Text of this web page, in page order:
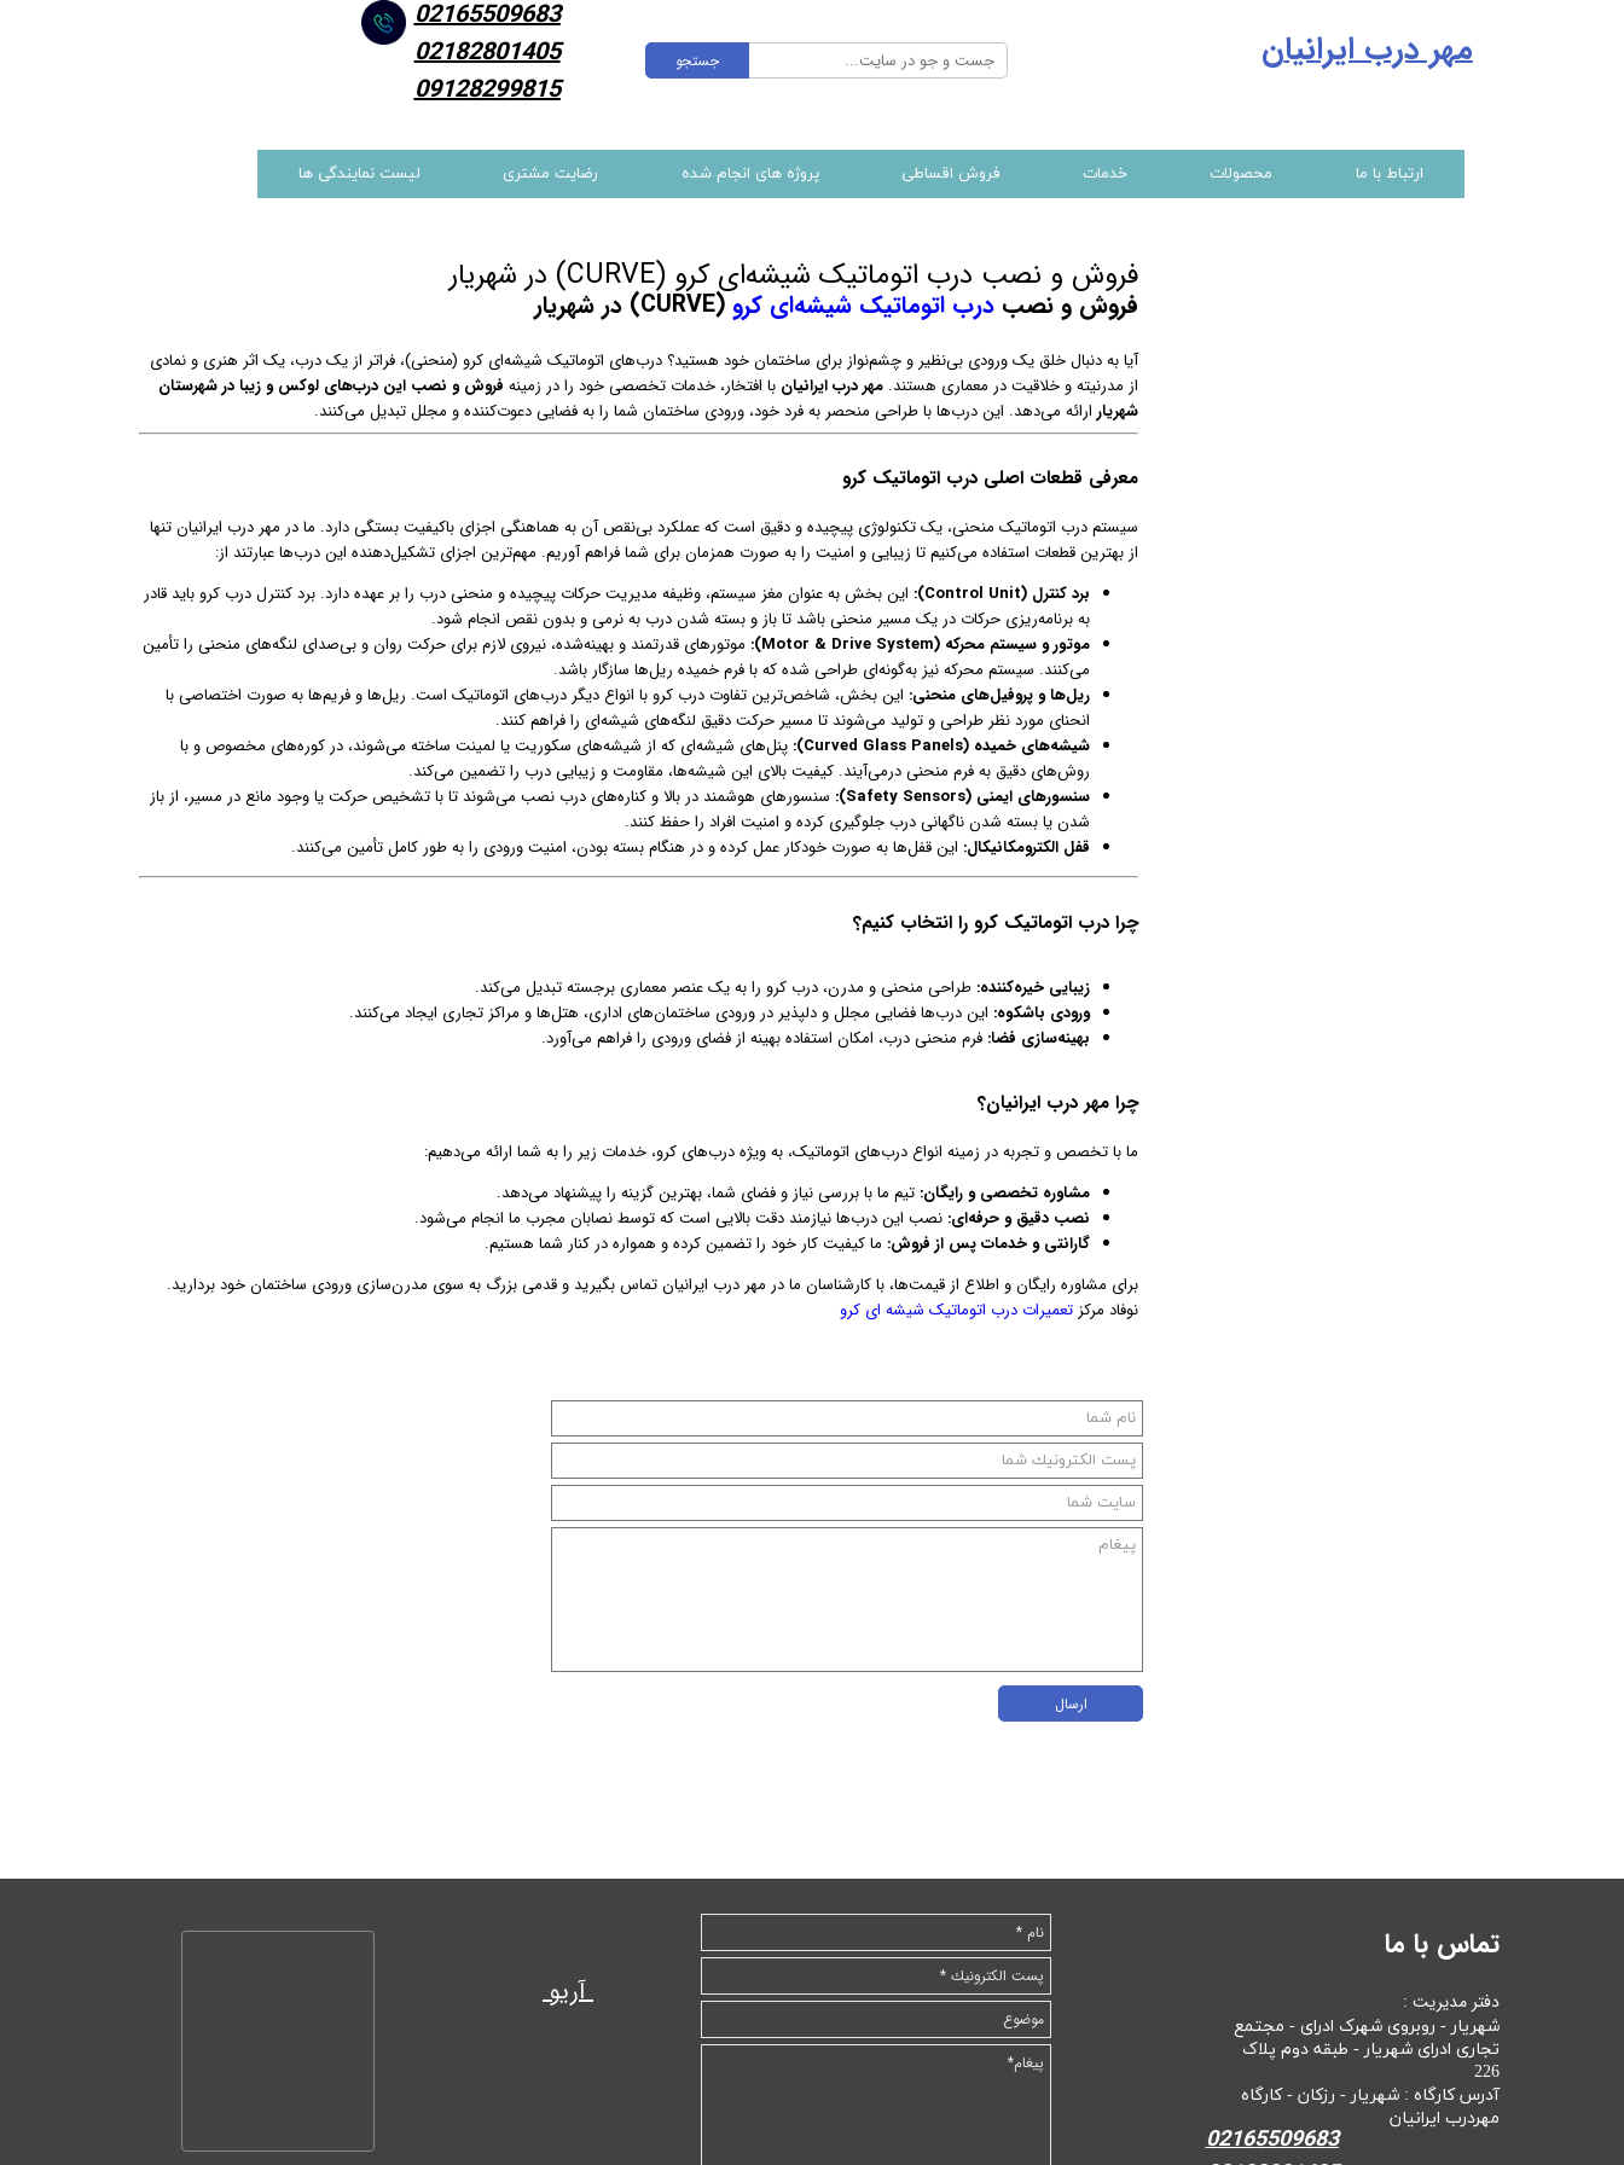
ارتباط با ما محصولات خدمات فروش اقساطی پروژه های انجام شده رضایت مشتری لیست نمایندگی ها
جستجو مهر درب ایرانیان
02165509683
02182801405
09128299815
فروش و نصب درب اتوماتیک شیشه‌ای کرو (CURVE) در شهریار
فروش و نصبدرب اتوماتیک شیشه‌ای کرو (CURVE) در شهریار
آیا به دنبال خلق یک ورودی بی‌نظیر و چشم‌نواز برای ساختمان خود هستید؟ درب‌های اتوماتیک شیشه‌ای کرو (منحنی)، فراتر از یک درب، یک اثر هنری و نمادی
از مدرنیته و خلاقیت در معماری هستند.مهر درب ایرانیان با افتخار، خدمات تخصصی خود را در زمینه فروش و نصب این درب‌های لوکس و زیبا در شهرستان
شهریارارائه می‌دهد. این درب‌ها با طراحی منحصر به فرد خود، ورودی ساختمان شما را به فضایی دعوت‌کننده و مجلل تبدیل می‌کنند.
معرفی قطعات اصلی درب اتوماتیک کرو
سیستم درب اتوماتیک منحنی، یک تکنولوژی پیچیده و دقیق است که عملکرد بی‌نقص آن به هماهنگی اجزای باکیفیت بستگی دارد. ما در مهر درب ایرانیان تنها
از بهترین قطعات استفاده می‌کنیم تا زیبایی و امنیت را به صورت همزمان برای شما فراهم آوریم. مهم‌ترین اجزای تشکیل‌دهنده این درب‌ها عبارتند از:
برد کنترل (Control Unit):
این بخش به عنوان مغز سیستم، وظیفه مدیریت حرکات پیچیده و منحنی درب را بر عهده دارد. برد کنترل درب کرو باید قادر
به برنامه‌ریزی حرکات در یک مسیر منحنی باشد تا باز و بسته شدن درب به نرمی و بدون نقص انجام شود.
موتور و سیستم محرکه (Motor & Drive System):
موتورهای قدرتمند و بهینه‌شده، نیروی لازم برای حرکت روان و بی‌صدای لنگه‌های منحنی را تأمین
می‌کنند. سیستم محرکه نیز به‌گونه‌ای طراحی شده که با فرم خمیده ریل‌ها سازگار باشد.
ریل‌ها و پروفیل‌های منحنی: این بخش، شاخص‌ترین تفاوت درب کرو با انواع دیگر درب‌های اتوماتیک است. ریل‌ها و فریم‌ها به صورت اختصاصی با
انحنای مورد نظر طراحی و تولید می‌شوند تا مسیر حرکت دقیق لنگه‌های شیشه‌ای را فراهم کنند.
شیشه‌های خمیده (Curved Glass Panels):
پنل‌های شیشه‌ای که از شیشه‌های سکوریت یا لمینت ساخته می‌شوند، در کوره‌های مخصوص و با
روش‌های دقیق به فرم منحنی درمی‌آیند. کیفیت بالای این شیشه‌ها، مقاومت و زیبایی درب را تضمین می‌کند.
سنسورهای ایمنی (Safety Sensors):
سنسورهای هوشمند در بالا و کناره‌های درب نصب می‌شوند تا با تشخیص حرکت یا وجود مانع در مسیر، از باز
شدن یا بسته شدن ناگهانی درب جلوگیری کرده و امنیت افراد را حفظ کنند.
قفل الکترومکانیکال: این قفل‌ها به صورت خودکار عمل کرده و در هنگام بسته بودن، امنیت ورودی را به طور کامل تأمین می‌کنند.
چرا درب اتوماتیک کرو را انتخاب کنیم؟
زیبایی خیره‌کننده: طراحی منحنی و مدرن، درب کرو را به یک عنصر معماری برجسته تبدیل می‌کند.
ورودی باشکوه: این درب‌ها فضایی مجلل و دلپذیر در ورودی ساختمان‌های اداری، هتل‌ها و مراکز تجاری ایجاد می‌کنند.
بهینه‌سازی فضا: فرم منحنی درب، امکان استفاده بهینه از فضای ورودی را فراهم می‌آورد.
چرا مهر درب ایرانیان؟
ما با تخصص و تجربه در زمینه انواع درب‌های اتوماتیک، به ویژه درب‌های کرو، خدمات زیر را به شما ارائه می‌دهیم:
مشاوره تخصصی و رایگان: تیم ما با بررسی نیاز و فضای شما، بهترین گزینه را پیشنهاد می‌دهد.
نصب دقیق و حرفه‌ای: نصب این درب‌ها نیازمند دقت بالایی است که توسط نصابان مجرب ما انجام می‌شود.
گارانتی و خدمات پس از فروش: ما کیفیت کار خود را تضمین کرده و همواره در کنار شما هستیم.
برای مشاوره رایگان و اطلاع از قیمت‌ها، با کارشناسان ما در مهر درب ایرانیان تماس بگیرید و قدمی بزرگ به سوی مدرن‌سازی ورودی ساختمان خود بردارید.
نوفاد مرکزتعمیرات درب اتوماتیک شیشه ای کرو
ارسال
تماس با ما
دفتر مدیریت :
شهریار - روبروی شهرک ادرای - مجتمع
تجاری ادرای شهریار - طبقه دوم پلاک
226
آدرس کارگاه : شهریار - رزکان - کارگاه
مهردرب ایرانیان
02165509683
آریو